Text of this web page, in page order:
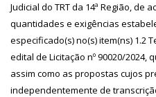
Judicial do TRT da 14ª Região, de
quantidades e exigências
especificado(s) no(s) item(ns) 1.2
edital de Licitação nº 90020/
assim como as propostas cujos
independentemente de